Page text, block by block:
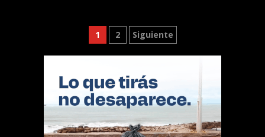
Paginación
de
entradas
1 2 Siguiente